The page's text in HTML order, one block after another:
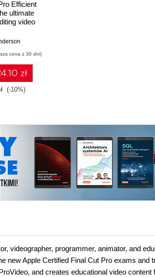
Efficient
ultimate
video
cena z 30 dni)
zł
(-10%)
videographer, programmer, animator, and
new Apple Certified Final Cut Pro exams
and creates educational video